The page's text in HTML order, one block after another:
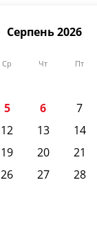
Серпень 2026
Ср Чт Пт
5 6 7
12 13 14
19 20 21
26 27 28